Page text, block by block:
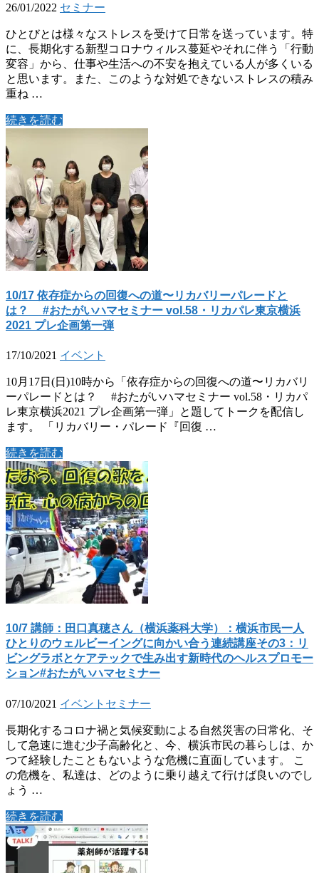
26/01/2022 セミナー
ひとびとは様々なストレスを受けて日常を送っています。特
に、長期化する新型コロナウィルス蔓延やそれに伴う「行動
変容」から、仕事や生活への不安を抱えている人が多くいる
と思います。また、このような対処できないストレスの積み
重ね …
続きを読む
10/17 依存症からの回復への道〜リカバリーパレードと
は？ #おたがいハマセミナー vol.58・リカパレ東京横浜
2021 プレ企画第一弾
17/10/2021 イベント
10月17日(日)10時から「依存症からの回復への道〜リカバリ
ーパレードとは？ #おたがいハマセミナー vol.58・リカパ
レ東京横浜2021 プレ企画第一弾」と題してトークを配信し
ます。 「リカバリー・パレード『回復 …
続きを読む
10/7 講師：田口真穂さん（横浜薬科大学）：横浜市民一人
ひとりのウェルビーイングに向かい合う連続講座その3：リ
ビングラボとケアテックで生み出す新時代のヘルスプロモー
ション#おたがいハマセミナー
07/10/2021 イベント セミナー
長期化するコロナ禍と気候変動による自然災害の日常化、そ
して急速に進む少子高齢化と、今、横浜市民の暮らしは、か
つて経験したこともないような危機に直面しています。 こ
の危機を、私達は、どのように乗り越えて行けば良いのでし
ょう …
続きを読む